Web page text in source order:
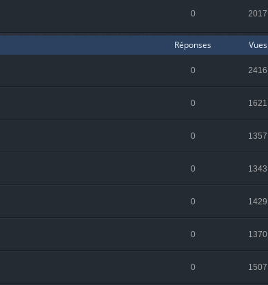
0 2017
Réponses Vues
0 2416
0 1621
0 1357
0 1343
0 1429
0 1370
0 1507